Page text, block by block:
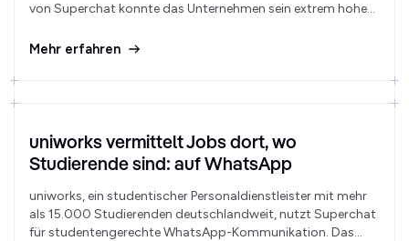
von Superchat konnte das Unternehmen sein extrem hohes
Antwortgeschwindigkeit für Gästeanfragen drastisch
Mehr erfahren
uniworks vermittelt Jobs dort, wo
Studierende sind: auf WhatsApp
uniworks, ein studentischer Personaldienstleister mit mehr
als 15.000 Studierenden deutschlandweit, nutzt Superchat
für studentengerechte WhatsApp-Kommunikation. Das